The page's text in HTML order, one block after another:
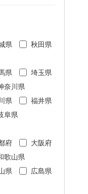
県
秋田県
県
埼玉県
奈川県
県
福井県
阜県
府
大阪府
歌山県
県
広島県